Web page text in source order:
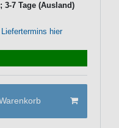
3-7 Tage (Ausland)
hier